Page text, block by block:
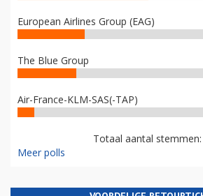
European Airlines Group (EAG)
The Blue Group
Air-France-KLM-SAS(-TAP)
Totaal aantal
Meer polls